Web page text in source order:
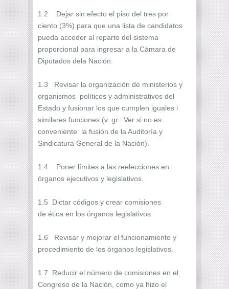
1.2 Dejar sin efecto el piso del tres por
ciento (3%) para que una lista de candidatos
pueda acceder al reparto del sistema
proporcional para ingresar a la Cámara de
Diputados dela Nación.
1.3 Revisar la organización de ministerios y
organismos políticos y administrativos del
Estado y fusionar los que cumplen iguales i
similares funciones (v. gr.: Ver si no es
conveniente la fusión de la Auditoría y
Sindicatura General de la Nación).
1.4 Poner límites a las reelecciones en
órganos ejecutivos y legislativos.
1.5 Dictar códigos y crear comisiones
de ética en los órganos legislativos.
1.6 Revisar y mejorar el funcionamiento y
procedimiento de los órganos legislativos.
1.7 Reducir el número de comisiones en el
Congreso de la Nación, como ya hizo el